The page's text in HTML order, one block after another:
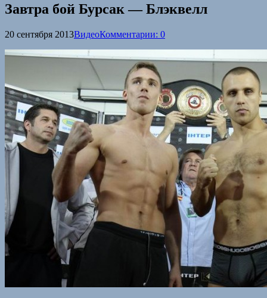
Завтра бой Бурсак — Блэквелл
20 сентября 2013ВидеоКомментарии: 0